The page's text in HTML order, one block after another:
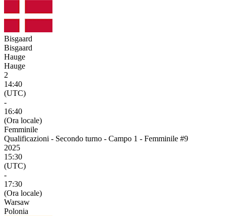
Bisgaard
Bisgaard
Hauge
Hauge
2
14:40
(UTC)
-
16:40
(Ora locale)
Femminile
Qualificazioni - Secondo turno - Campo 1 - Femminile #9
2025
15:30
(UTC)
-
17:30
(Ora locale)
Warsaw
Polonia